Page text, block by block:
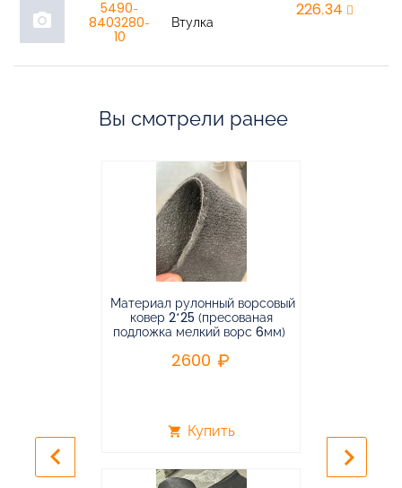
photo_camera
5490-
8403280-
10
Втулка
226,34
Вы смотрели ранее
Материал рулонный ворсовый
ковер 2*25 (пресованая
подложка мелкий ворс 6мм)
2600
shopping_cart Купить
keyboard_arrow_left keyboard_arrow_right